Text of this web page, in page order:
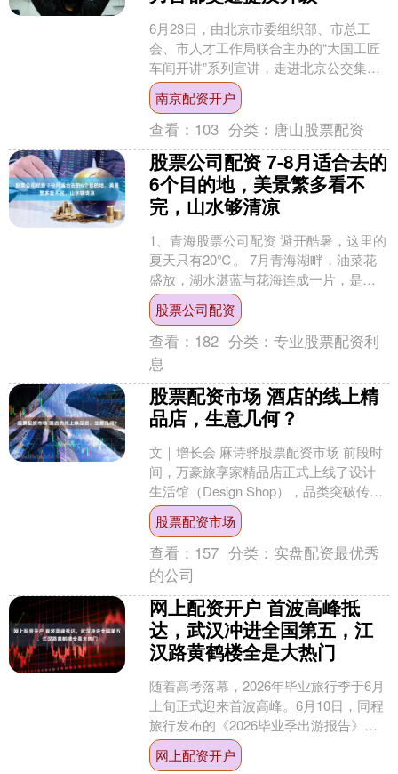
6月23日，由北京市委组织部、市总工
会、市人才工作局联合主办的“大国工匠
车间开讲”系列宣讲，走进北京公交集团
保修分公司一车间。三位来自石油化
工、地铁机电、无线电....
南京配资开户
查看： 103 分类： 唐山股票配资
股票公司配资 7-8月适合去的
6个目的地，美景繁多看不
完，山水够清凉
1、青海股票公司配资 避开酷暑，这里的
夏天只有20℃。 7月青海湖畔，油菜花
盛放，湖水湛蓝与花海连成一片，是一
年中青海湖色彩最鲜艳的时候。环青海
湖自驾、黑马河看....
股票公司配资
查看： 182 分类：专业股票配资利
息
股票配资市场 酒店的线上精
品店，生意几何？
文｜增长会 麻诗驿股票配资市场 前段时
间，万豪旅享家精品店正式上线了设计
生活馆（Design Shop），品类突破传统
床品与卫浴用品范畴，推出家具、家居
软装及艺....
股票配资市场
查看： 157 分类： 实盘配资最优秀
的公司
网上配资开户 首波高峰抵
达，武汉冲进全国第五，江
汉路黄鹤楼全是大热门
随着高考落幕，2026年毕业旅行季于6月
上旬正式迎来首波高峰。6月10日，同程
旅行发布的《2026毕业季出游报告》显
示，“毕业旅行”关键词搜索热度环比上月
增长超....
网上配资开户